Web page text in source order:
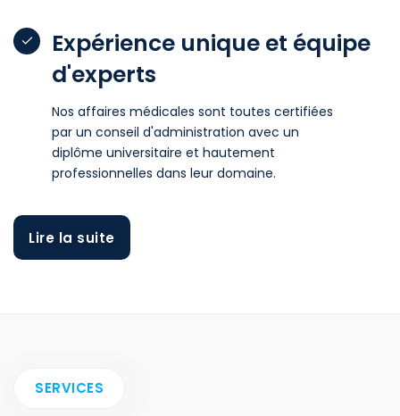
Expérience unique et équipe
d'experts
Nos affaires médicales sont toutes certifiées
par un conseil d'administration avec un
diplôme universitaire et hautement
professionnelles dans leur domaine.
Lire la suite
SERVICES